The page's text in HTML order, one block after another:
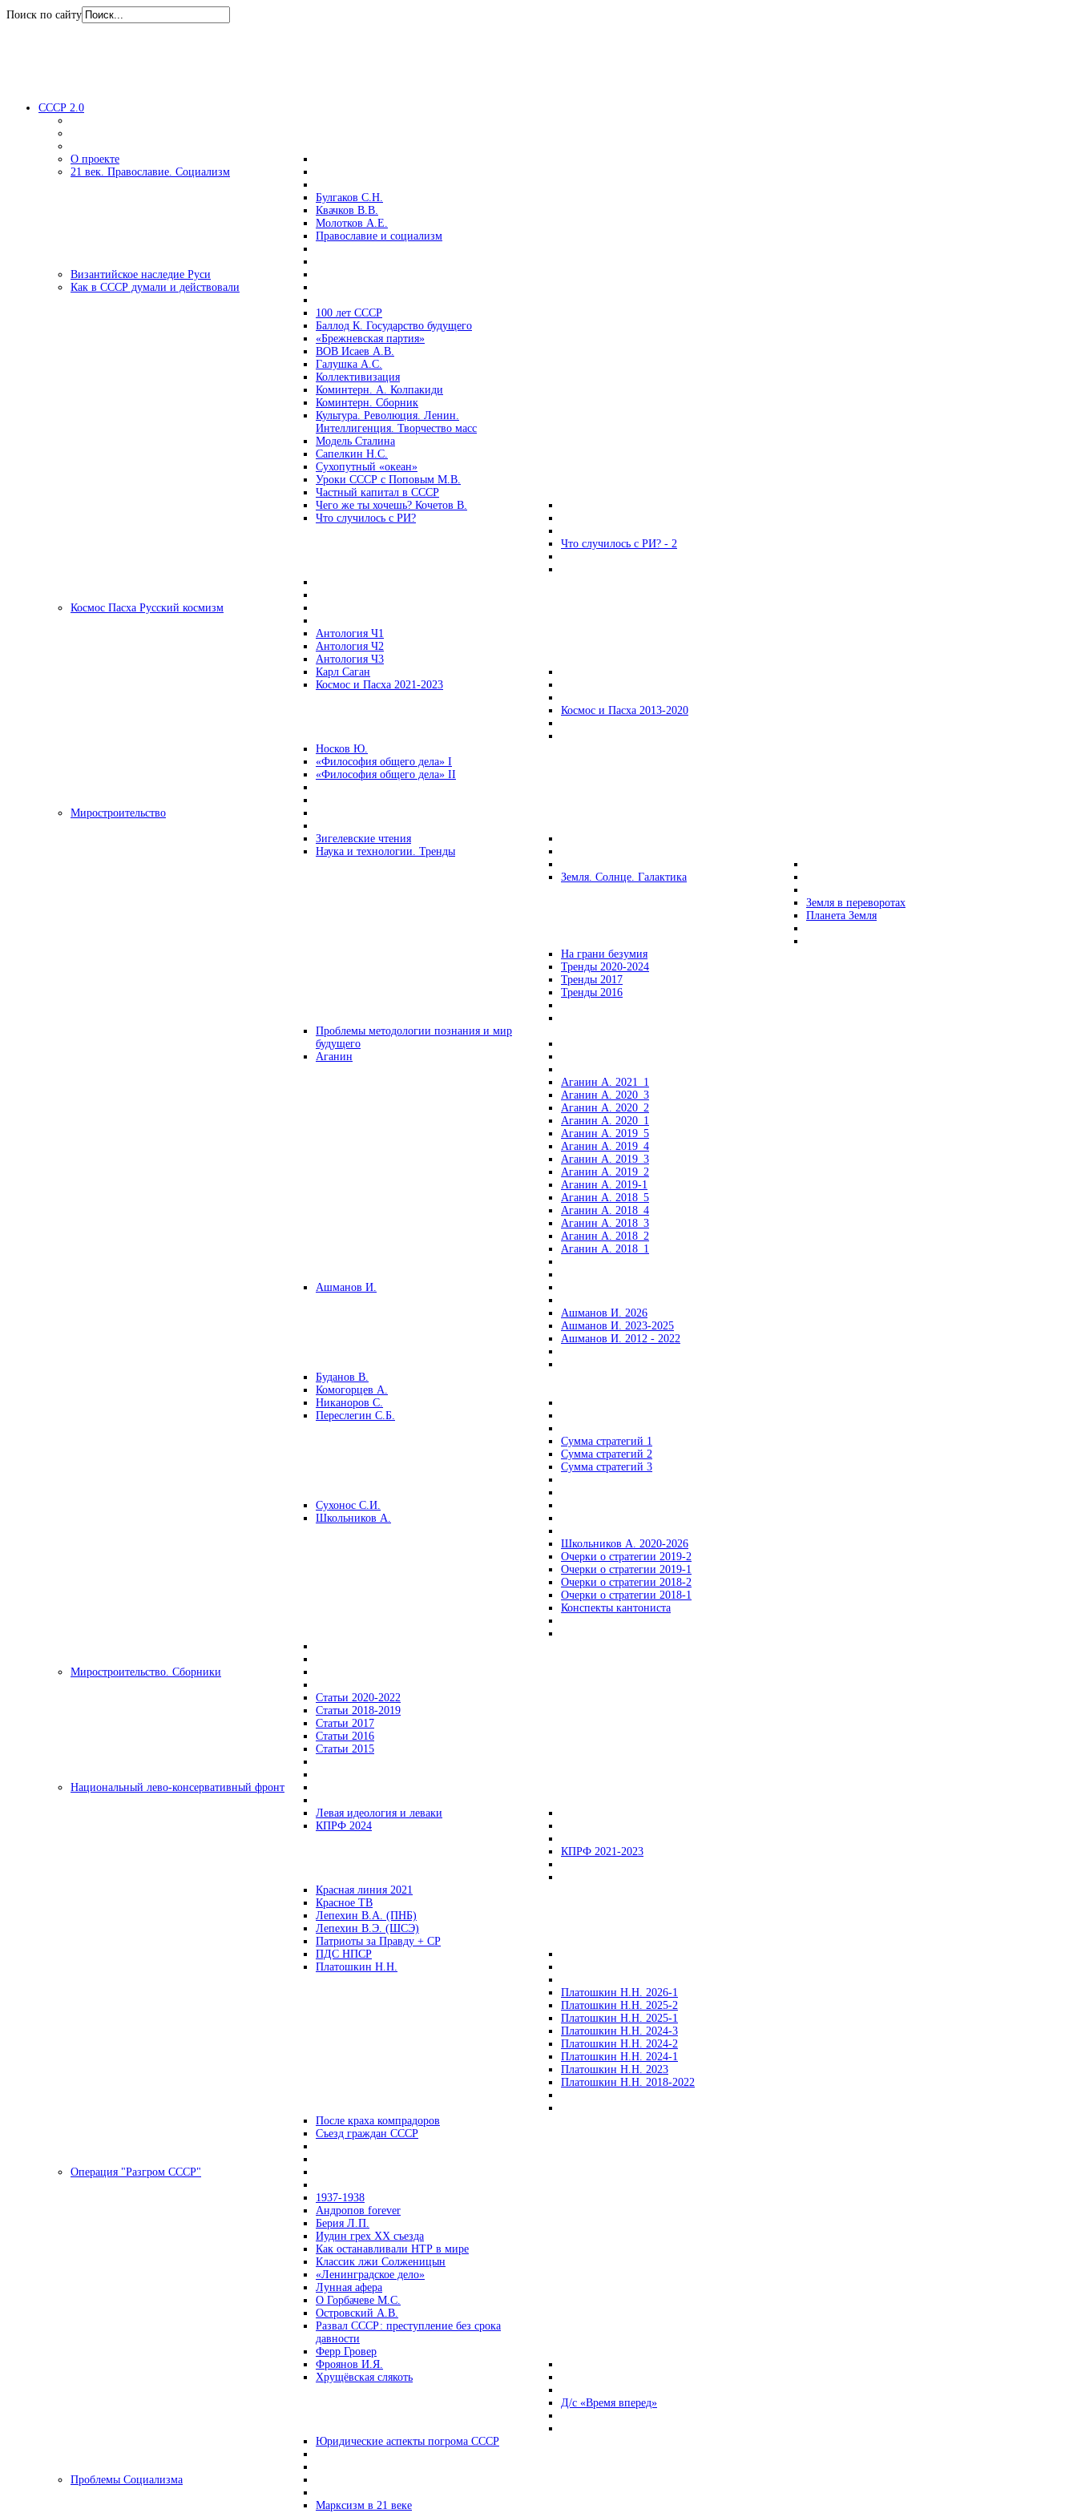
Поиск по сайту
СССР 2.0
О проекте
21 век. Православие. Социализм
Булгаков С.Н.
Квачков В.В.
Молотков А.Е.
Православие и социализм
Византийское наследие Руси
Как в СССР думали и действовали
100 лет СССР
Баллод К. Государство будущего
«Брежневская партия»
ВОВ Исаев А.В.
Галушка А.С.
Коллективизация
Коминтерн. А. Колпакиди
Коминтерн. Сборник
Культура. Революция. Ленин.
Интеллигенция. Творчество масс
Модель Сталина
Сапелкин Н.С.
Сухопутный «океан»
Уроки СССР с Поповым М.В.
Частный капитал в СССР
Чего же ты хочешь? Кочетов В.
Что случилось с РИ?
Что случилось с РИ? - 2
Космос Пасха Русский космизм
Антология Ч1
Антология Ч2
Антология Ч3
Карл Саган
Космос и Пасха 2021-2023
Космос и Пасха 2013-2020
Носков Ю.
«Философия общего дела» I
«Философия общего дела» II
Миростроительство
Зигелевские чтения
Наука и технологии. Тренды
Земля. Солнце. Галактика
Земля в переворотах
Планета Земля
На грани безумия
Тренды 2020-2024
Тренды 2017
Тренды 2016
Проблемы методологии познания и мир
будущего
Аганин
Аганин А. 2021_1
Аганин А. 2020_3
Аганин А. 2020_2
Аганин А. 2020_1
Аганин А. 2019_5
Аганин А. 2019_4
Аганин А. 2019_3
Аганин А. 2019_2
Аганин А. 2019-1
Аганин А. 2018_5
Аганин А. 2018_4
Аганин А. 2018_3
Аганин А. 2018_2
Аганин А. 2018_1
Ашманов И.
Ашманов И. 2026
Ашманов И. 2023-2025
Ашманов И. 2012 - 2022
Буданов В.
Комогорцев А.
Никаноров С.
Переслегин С.Б.
Сумма стратегий 1
Сумма стратегий 2
Сумма стратегий 3
Сухонос С.И.
Школьников А.
Школьников А. 2020-2026
Очерки о стратегии 2019-2
Очерки о стратегии 2019-1
Очерки о стратегии 2018-2
Очерки о стратегии 2018-1
Конспекты кантониста
Миростроительство. Сборники
Статьи 2020-2022
Статьи 2018-2019
Статьи 2017
Статьи 2016
Статьи 2015
Национальный лево-консервативный фронт
Левая идеология и леваки
КПРФ 2024
КПРФ 2021-2023
Красная линия 2021
Красное ТВ
Лепехин В.А. (ПНБ)
Лепехин В.Э. (ШСЭ)
Патриоты за Правду + СР
ПДС НПСР
Платошкин Н.Н.
Платошкин Н.Н. 2026-1
Платошкин Н.Н. 2025-2
Платошкин Н.Н. 2025-1
Платошкин Н.Н. 2024-3
Платошкин Н.Н. 2024-2
Платошкин Н.Н. 2024-1
Платошкин Н.Н. 2023
Платошкин Н.Н. 2018-2022
После краха компрадоров
Съезд граждан СССР
Операция "Разгром СССР"
1937-1938
Андропов forever
Берия Л.П.
Иудин грех ХХ съезда
Как останавливали НТР в мире
Классик лжи Солженицын
«Ленинградское дело»
Лунная афера
О Горбачеве М.С.
Островский А.В.
Развал СССР: преступление без срока
давности
Ферр Гровер
Фроянов И.Я.
Хрущёвская слякоть
Д/с «Время вперед»
Юридические аспекты погрома СССР
Проблемы Социализма
Марксизм в 21 веке